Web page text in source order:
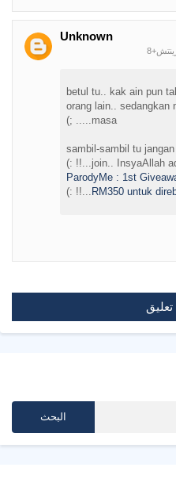
Unknown
betul tu.. kak ain pun
orang lain.. sedangkan
masa..... ;)
sambil-sambil tu
join.. InsyaAllah ada
ParodyMe : 1st
RM350 untuk